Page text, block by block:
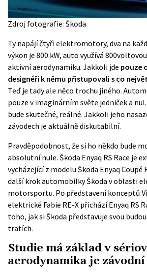
Zdroj fotografie: Škoda
Ty napájí čtyři elektromotory, dva na
výkon je 800 kW, auto využívá
aktivní aerodynamiku. Jakkoli jde pouze
designéři k němu přistupovali s co
Teď je tady ale něco trochu jiného.
pouze v imaginárním světe jedniček a
bude skutečné, reálné. Jakkoli jeho
závodech je aktuálně diskutabilní.
Pravděpodobnost, že si ho někdo bude
absolutní nule. Škoda Enyaq RS Race je
vycházející z modelu Škoda Enyaq Coupé
další krok automobilky Škoda v oblasti
motorsportu. Po představení konceptů
elektrické Fabie RE-X přichází Enyaq RS
toho, jak si Škoda představuje svou
tratích.
Studie má základ v
aerodynamika je závodní